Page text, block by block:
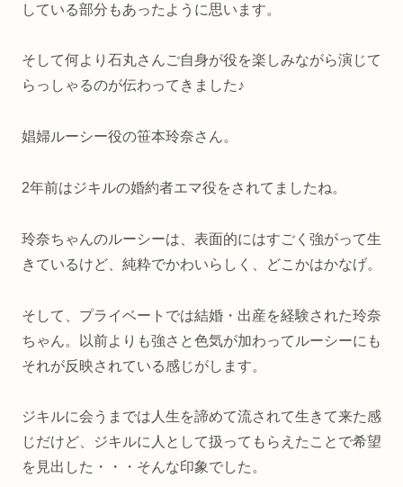
している部分もあったように思います。
そして何より石丸さんご自身が役を楽しみながら演じて
らっしゃるのが伝わってきました♪
娼婦ルーシー役の笹本玲奈さん。
2年前はジキルの婚約者エマ役をされてましたね。
玲奈ちゃんのルーシーは、表面的にはすごく強がって生
きているけど、純粋でかわいらしく、どこかはかなげ。
そして、プライベートでは結婚・出産を経験された玲奈
ちゃん。以前よりも強さと色気が加わってルーシーにも
それが反映されている感じがします。
ジキルに会うまでは人生を諦めて流されて生きて来た感
じだけど、ジキルに人として扱ってもらえたことで希望
を見出した・・・そんな印象でした。